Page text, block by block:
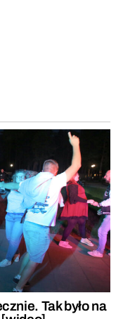
Tak było na